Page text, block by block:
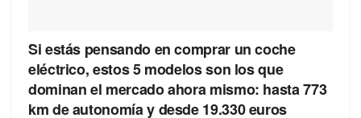
Si estás pensando en comprar un coche
eléctrico, estos 5 modelos son los que
dominan el mercado ahora mismo: hasta 773
km de autonomía y desde 19.330 euros